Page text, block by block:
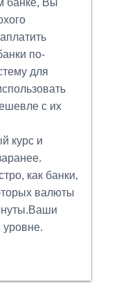
банке, Вы
по-
для
с их
курс и
как банки,
валюты